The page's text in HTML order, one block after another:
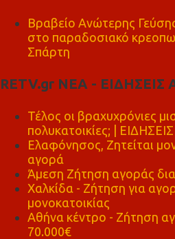
Βραβείο Ανώτερης
στο παραδοσιακό
Σπάρτη
RETV.gr ΝΕΑ -
Τέλος οι βραχυχρόνιες
πολυκατοικίες; |
Ελαφόνησος, Ζητείται
αγορά
Άμεση Ζήτηση αγοράς
Χαλκίδα - Ζήτηση για
μονοκατοικίας
Αθήνα κέντρο - Ζήτηση
70.000€